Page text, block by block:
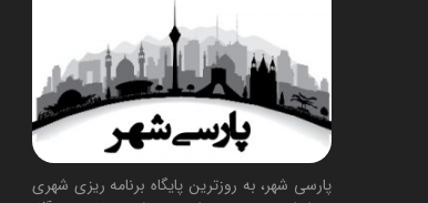
پارسی شهر، به روزترین پایگاه برنامه ریزی شهری